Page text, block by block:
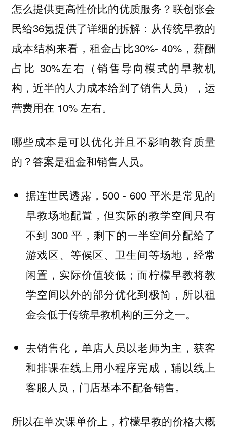
怎么提供更高性价比的优质服务？联创张会
民给36氪提供了详细的拆解：从传统早教的
成本结构来看，租金占比30%- 40%，薪酬
占比 30%左右（销售导向模式的早教机
构，近半的人力成本给到了销售人员），运
营费用在 10% 左右。
哪些成本是可以优化并且不影响教育质量
的？答案是租金和销售人员。
据连世民透露，500 - 600 平米是常见的
早教场地配置，但实际的教学空间只有
不到 300 平，剩下的一半空间分配给了
游戏区、等候区、卫生间等场地，经常
闲置，实际价值较低；而柠檬早教将教
学空间以外的部分优化到极简，所以租
金会低于传统早教机构的三分之一。
去销售化，单店人员以老师为主，获客
和排课在线上用小程序完成，辅以线上
客服人员，门店基本不配备销售。
所以在单次课单价上，柠檬早教的价格大概